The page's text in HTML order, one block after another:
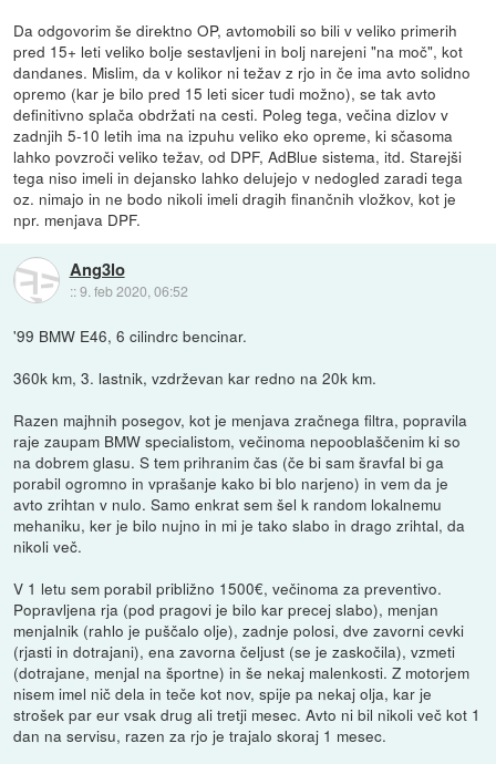
Da odgovorim še direktno OP, avtomobili so bili v veliko primerih
pred 15+ leti veliko bolje sestavljeni in bolj narejeni "na moč", kot
dandanes. Mislim, da v kolikor ni težav z rjo in če ima avto solidno
opremo (kar je bilo pred 15 leti sicer tudi možno), se tak avto
definitivno splača obdržati na cesti. Poleg tega, večina dizlov v
zadnjih 5-10 letih ima na izpuhu veliko eko opreme, ki sčasoma
lahko povzroči veliko težav, od DPF, AdBlue sistema, itd. Starejši
tega niso imeli in dejansko lahko delujejo v nedogled zaradi tega
oz. nimajo in ne bodo nikoli imeli dragih finančnih vložkov, kot je
npr. menjava DPF.
Ang3lo
::9. feb 2020, 06:52
'99 BMW E46, 6 cilindrc bencinar.
360k km, 3. lastnik, vzdrževan kar redno na 20k km.
Razen majhnih posegov, kot je menjava zračnega filtra, popravila
raje zaupam BMW specialistom, večinoma nepooblaščenim ki so
na dobrem glasu. S tem prihranim čas (če bi sam šravfal bi ga
porabil ogromno in vprašanje kako bi blo narjeno) in vem da je
avto zrihtan v nulo. Samo enkrat sem šel k random lokalnemu
mehaniku, ker je bilo nujno in mi je tako slabo in drago zrihtal, da
nikoli več.
V 1 letu sem porabil približno 1500€, večinoma za preventivo.
Popravljena rja (pod pragovi je bilo kar precej slabo), menjan
menjalnik (rahlo je puščalo olje), zadnje polosi, dve zavorni cevki
(rjasti in dotrajani), ena zavorna čeljust (se je zaskočila), vzmeti
(dotrajane, menjal na športne) in še nekaj malenkosti. Z motorjem
nisem imel nič dela in teče kot nov, spije pa nekaj olja, kar je
strošek par eur vsak drug ali tretji mesec. Avto ni bil nikoli več kot 1
dan na servisu, razen za rjo je trajalo skoraj 1 mesec.